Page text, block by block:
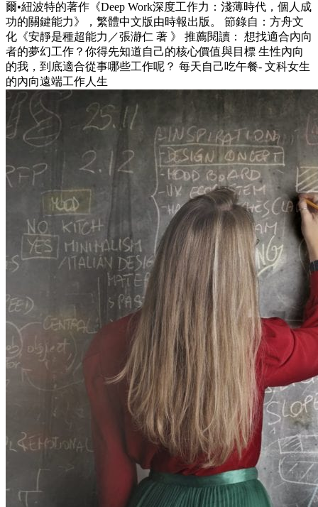
爾•紐波特的著作《Deep Work深度工作力：淺薄時代，個人成
功的關鍵能力》，繁體中文版由時報出版。 節錄自：方舟文
化《安靜是種超能力／張瀞仁 著 》 推薦閱讀： 想找適合內向
者的夢幻工作？你得先知道自己的核心價值與目標 生性內向
的我，到底適合從事哪些工作呢？ 每天自己吃午餐- 文科女生
的內向遠端工作人生